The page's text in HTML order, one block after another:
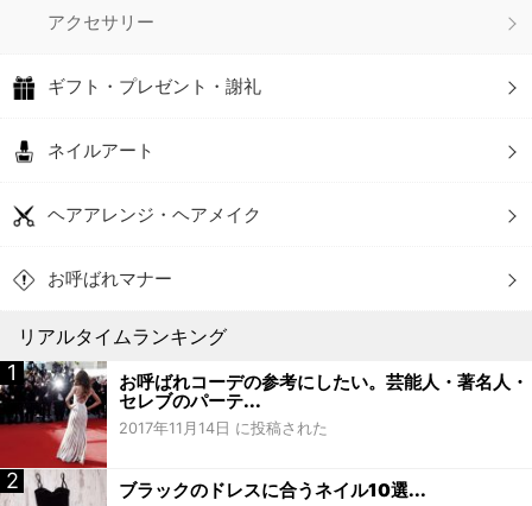
アクセサリー
ギフト・プレゼント・謝礼
ネイルアート
ヘアアレンジ・ヘアメイク
お呼ばれマナー
リアルタイムランキング
お呼ばれコーデの参考にしたい。芸能人・著名人・
セレブのパーテ...
2017年11月14日 に投稿された
ブラックのドレスに合うネイル10選...